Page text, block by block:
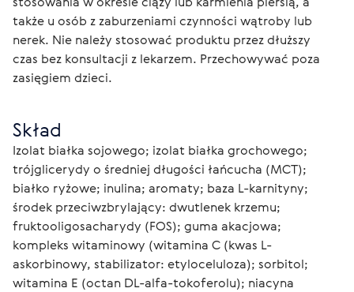
także u osób z zaburzeniami czynności wątroby lub
nerek. Nie należy stosować produktu przez dłuższy
czas bez konsultacji z lekarzem. Przechowywać poza
zasięgiem dzieci.
Skład
Izolat białka sojowego; izolat białka grochowego;
trójglicerydy o średniej długości łańcucha (MCT);
białko ryżowe; inulina; aromaty; baza L-karnityny;
środek przeciwzbrylający: dwutlenek krzemu;
fruktooligosacharydy (FOS); guma akacjowa;
kompleks witaminowy (witamina C (kwas L-
askorbinowy, stabilizator: etyloceluloza); sorbitol;
witamina E (octan DL-alfa-tokoferolu); niacyna